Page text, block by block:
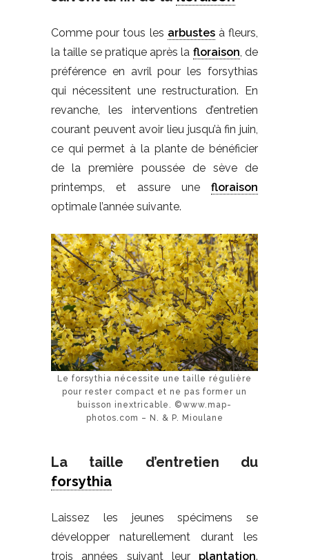
Comme pour tous les arbustesà fleurs,
la taille se pratique après la floraison , de
préférence en avril pour les forsythias
qui nécessitent une restructuration. En
revanche, les interventions d’entretien
courant peuvent avoir lieu jusqu’à fin juin,
ce qui permet à la plante de bénéficier
de la première poussée de sève de
printemps, et assure une floraison
optimale l’année suivante.
Le forsythia nécessite une taille régulière
pour rester compact et ne pas former un
buisson inextricable. ©www.map-
photos.com – N. & P. Mioulane
La taille d’entretien du
forsythia
Laissez les jeunes spécimens se
développer naturellement durant les
trois années suivant leur plantation.